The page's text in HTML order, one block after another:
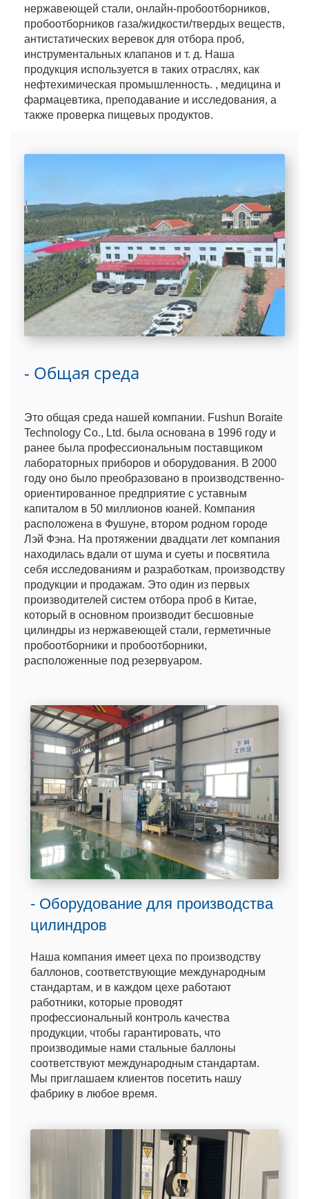
нержавеющей стали, онлайн-пробоотборников,
пробоотборников газа/жидкости/твердых веществ,
антистатических веревок для отбора проб,
инструментальных клапанов и т. д. Наша
продукция используется в таких отраслях, как
нефтехимическая промышленность. , медицина и
фармацевтика, преподавание и исследования, а
также проверка пищевых продуктов.
- Общая среда
Это общая среда нашей компании. Fushun Boraite
Technology Co., Ltd. была основана в 1996 году и
ранее была профессиональным поставщиком
лабораторных приборов и оборудования. В 2000
году оно было преобразовано в производственно-
ориентированное предприятие с уставным
капиталом в 50 миллионов юаней. Компания
расположена в Фушуне, втором родном городе
Лэй Фэна. На протяжении двадцати лет компания
находилась вдали от шума и суеты и посвятила
себя исследованиям и разработкам, производству
продукции и продажам. Это один из первых
производителей систем отбора проб в Китае,
который в основном производит бесшовные
цилиндры из нержавеющей стали, герметичные
пробоотборники и пробоотборники,
расположенные под резервуаром.
- Оборудование для производства
цилиндров
Наша компания имеет цеха по производству
баллонов, соответствующие международным
стандартам, и в каждом цехе работают
работники, которые проводят
профессиональный контроль качества
продукции, чтобы гарантировать, что
производимые нами стальные баллоны
соответствуют международным стандартам.
Мы приглашаем клиентов посетить нашу
фабрику в любое время.